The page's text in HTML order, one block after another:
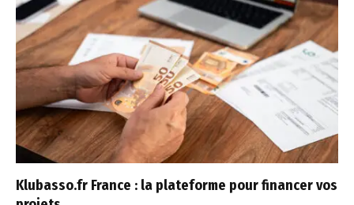
Klubasso.fr France : la plateforme pour financer vos